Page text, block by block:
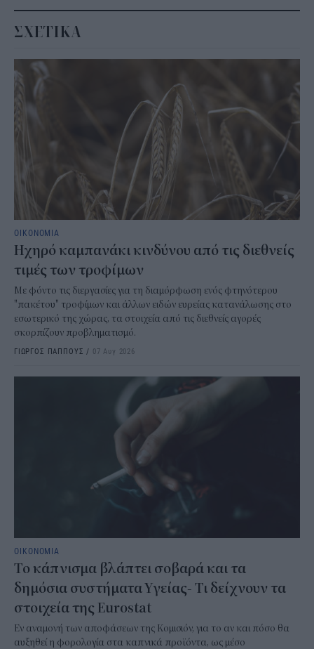
ΣΧΕΤΙΚΑ
ΟΙΚΟΝΟΜΙΑ
Ηχηρό καμπανάκι κινδύνου από τις διεθνείς
τιμές των τροφίμων
Με φόντο τις διεργασίες για τη διαμόρφωση ενός φτηνότερου
"πακέτου" τροφίμων και άλλων ειδών ευρείας κατανάλωσης στο
εσωτερικό της χώρας, τα στοιχεία από τις διεθνείς αγορές
σκορπίζουν προβληματισμό.
ΓΙΩΡΓΟΣ ΠΑΠΠΟΥΣ / 07 Αυγ 2026
ΟΙΚΟΝΟΜΙΑ
Το κάπνισμα βλάπτει σοβαρά και τα
δημόσια συστήματα Υγείας- Τι δείχνουν τα
στοιχεία της Eurostat
Εν αναμονή των αποφάσεων της Κομισιόν, για το αν και πόσο θα
αυξηθεί η φορολογία στα καπνικά προϊόντα, ως μέσο